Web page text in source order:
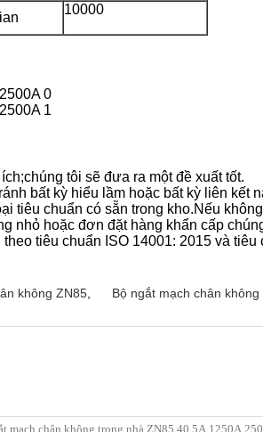
10000
tôi sẽ đưa ra một đề xuất tốt.
bất kỳ hiểu lầm hoặc bất kỳ liên kết
tiêu chuẩn có sẵn trong kho.Nếu
hoặc đơn đặt hàng khẩn cấp
tiêu chuẩn ISO 14001: 2015 và tiêu
không ZN85 Bộ ngắt mạch chân không